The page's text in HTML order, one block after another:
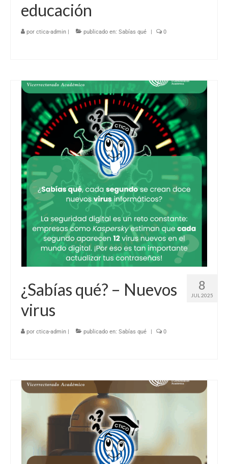
educación
por ctica-admin publicado en: Sabías qué 0
8
JUL 2025
¿Sabías qué? – Nuevos
virus
por ctica-admin publicado en: Sabías qué 0